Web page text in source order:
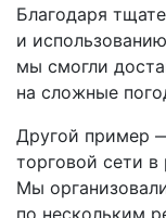
Благодаря
и
мы смогли
на сложные
Другой пример
торговой сети
Мы
по нескольким